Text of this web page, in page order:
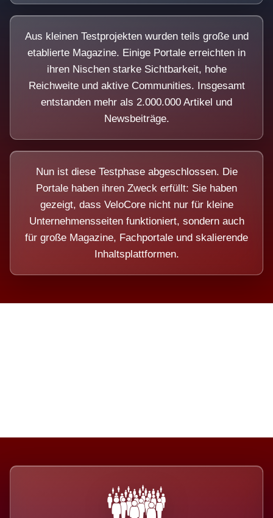
Aus kleinen Testprojekten wurden teils große und
etablierte Magazine. Einige Portale erreichten in
ihren Nischen starke Sichtbarkeit, hohe
Reichweite und aktive Communities. Insgesamt
entstanden mehr als 2.000.000 Artikel und
Newsbeiträge.
Nun ist diese Testphase abgeschlossen. Die
Portale haben ihren Zweck erfüllt: Sie haben
gezeigt, dass VeloCore nicht nur für kleine
Unternehmensseiten funktioniert, sondern auch
für große Magazine, Fachportale und skalierende
Inhaltsplattformen.